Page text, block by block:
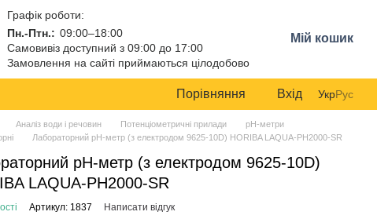
Графік роботи:
Пн.-Птн.: 09:00–18:00
Самовивіз доступний з 09:00 до 17:00
Замовлення на сайті приймаються цілодобово
Мій кошик
Порівняння Вхід УкрРус
Аналіз води і речовин Потенціометричні прилади
pH-метри
Лабораторний pH-метр (з електродом 9625-10D) HORIBA LAQUA-PH2000-SR
pH-метр (з електродом 9625-10D)
LAQUA-PH2000-SR
Артикул: 1837 Написати відгук